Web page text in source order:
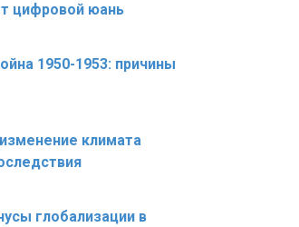
цифровой юань
1950-1953: причины
климата
глобализации в